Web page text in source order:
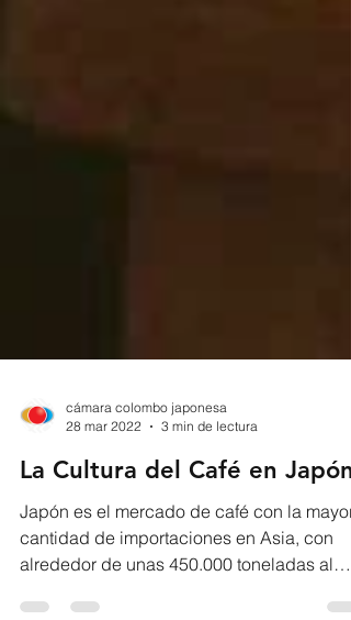
28 mar 2022
3 min de lectura
La Cultura del Café en Japón
Japón es el mercado de café con la mayor
alrededor de unas 450.000 toneladas al